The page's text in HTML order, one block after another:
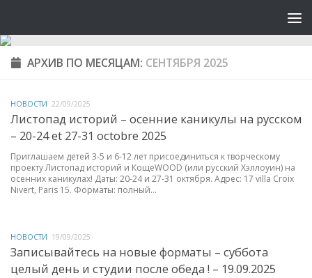
АРХИВ ПО МЕСЯЦАМ: СЕНТЯБРЯ 2025
НОВОСТИ 22/09/2025
Листопад историй – осенние каникулы на русском
– 20-24 et 27-31 octobre 2025
Приглашаем детей 3-5 и 6-12 лет присоединиться к творческому
проекту Листопад историй и КощеWOOD (или русский Хэллоуин) на
осенних каникулах! Даты: 20-24 и 27-31 октября. Адрес: 17 villa Croix
Nivert, Paris 15. Форматы: полный...
НОВОСТИ 19/09/2025
Записывайтесь на новые форматы – суббота
целый день и студии после обеда ! – 19.09.2025